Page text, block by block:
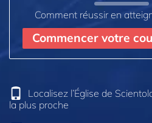
Comment réussir en
Commencer votre
Localisez l’Église de
la plus proche